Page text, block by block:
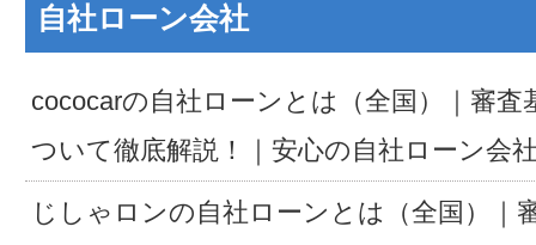
自社ローン会社
cococarの自社ローンとは（全国）｜審査
ついて徹底解説！｜安心の自社ローン会
じしゃロンの自社ローンとは（全国）｜